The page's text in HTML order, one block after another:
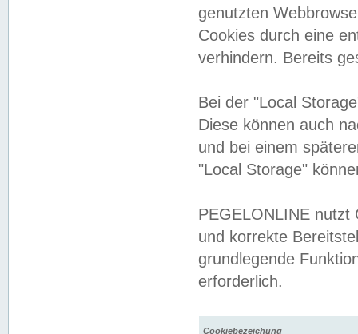
genutzten
Cookies durch eine
verhindern. Bereits
Bei der "Local
Diese können auch
und bei einem
"Local Storage"
PEGELONLINE nutzt
und korrekte
grundlegende
erforderlich.
Cookiebezeichung